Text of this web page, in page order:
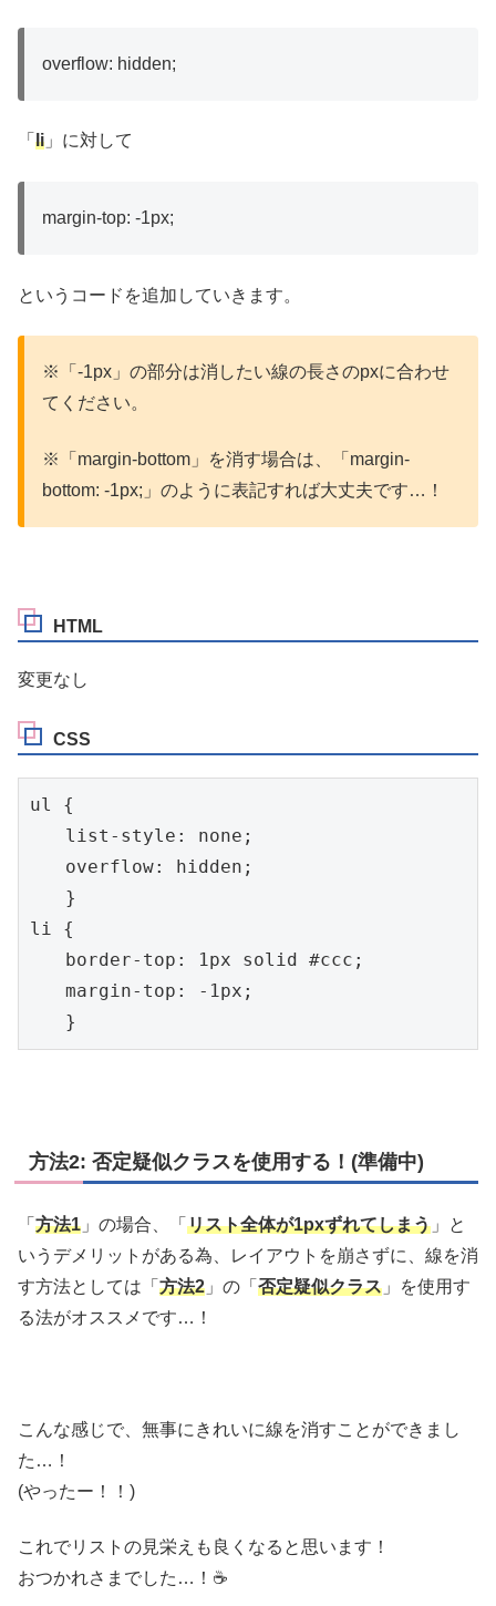
overflow: hidden;
「 li 」に対して
margin-top: -1px;
というコードを追加していきます。
※「-1px」の部分は消したい線の長さのpxに合わせ
てください。
※「margin-bottom」を消す場合は、「margin-
bottom: -1px;」のように表記すれば大丈夫です…！
HTML
変更なし
CSS
ul {
list-style: none;
overflow: hidden;
}
li {
border-top: 1px solid #ccc;
margin-top: -1px;
}
方法2: 否定疑似クラスを使用する！(準備中)
「 方法1 」の場合、「 リスト全体が1pxずれてしまう 」と
いうデメリットがある為、レイアウトを崩さずに、線を消
す方法としては「 方法2 」の「 否定疑似クラス 」を使用す
る法がオススメです…！
こんな感じで、無事にきれいに線を消すことができまし
た…！
(やったー！！)
これでリストの見栄えも良くなると思います！
おつかれさまでした…！☕